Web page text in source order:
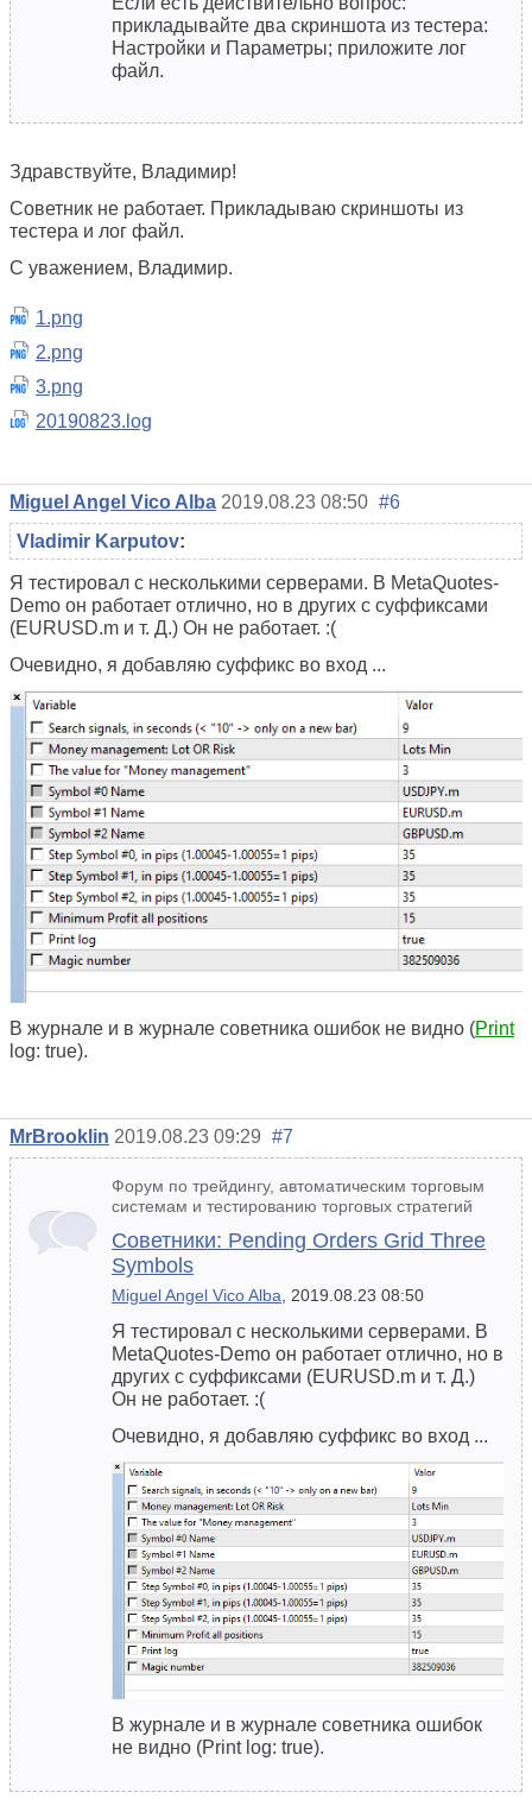
прикладывайте два скриншота из тестера:
Настройки и Параметры; приложите лог
файл.
Здравствуйте, Владимир!
Советник не работает. Прикладываю скриншоты из
тестера и лог файл.
С уважением, Владимир.
1.png
2.png
3.png
20190823.log
Miguel Angel Vico Alba 2019.08.23 08:50 #6
Vladimir Karputov:
Я тестировал с несколькими серверами. В MetaQuotes-
Demo он работает отлично, но в других с суффиксами
(EURUSD.m и т. Д.) Он не работает. :(
Очевидно, я добавляю суффикс во вход ...
В журнале и в журнале советника ошибок не видно (Print
log: true).
MrBrooklin 2019.08.23 09:29 #7
Форум по трейдингу, автоматическим торговым
системам и тестированию торговых стратегий
Советники: Pending Orders Grid Three
Symbols
Miguel Angel Vico Alba , 2019.08.23 08:50
Я тестировал с несколькими серверами. В
MetaQuotes-Demo он работает отлично, но в
других с суффиксами (EURUSD.m и т. Д.)
Он не работает. :(
Очевидно, я добавляю суффикс во вход ...
В журнале и в журнале советника ошибок
не видно (Print log: true).